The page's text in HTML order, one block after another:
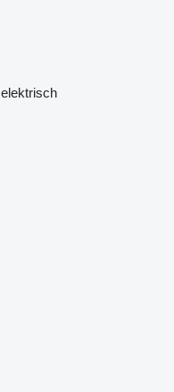
elektrisch